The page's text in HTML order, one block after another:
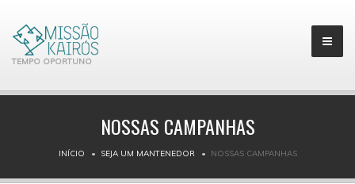
TEMPO OPORTUNO
NOSSAS CAMPANHAS
INÍCIO SEJA UM MANTENEDOR NOSSAS CAMPANHAS